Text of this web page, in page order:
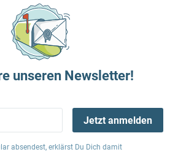
unseren Newsletter!
Jetzt anmelden
absendest, erklärst Du Dich damit